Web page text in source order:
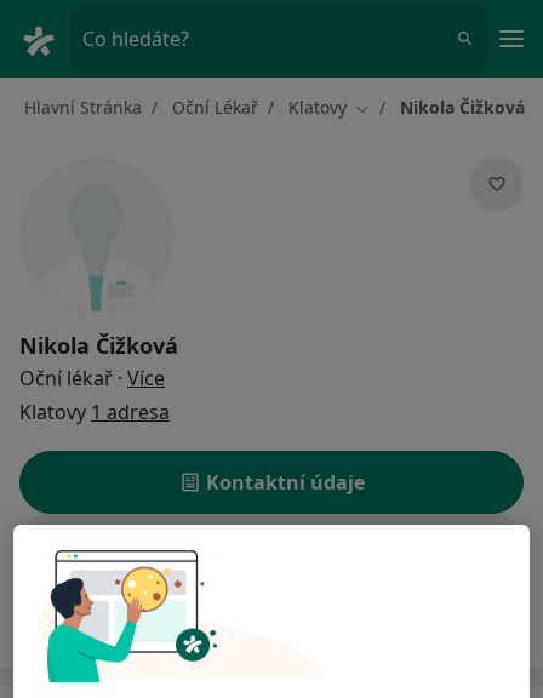
Co hledáte?
Hlavní Stránka Oční Lékař Klatovy Změna města
Nikola Čižková
Nikola Čižková
Oční lékař · Více
Klatovy 1 adresa
Kontaktní údaje
Rezervovat termín
Ceník Adresy